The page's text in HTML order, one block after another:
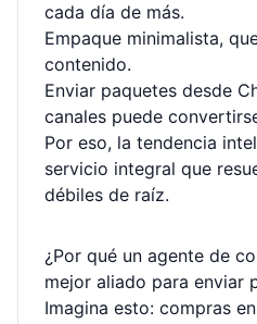
cada día de más.
Empaque minimalista,
contenido.
Enviar paquetes desde
canales puede
Por eso, la tendencia
servicio integral que
débiles de raíz.
¿Por qué un agente de
mejor aliado para enviar
Imagina esto: compras